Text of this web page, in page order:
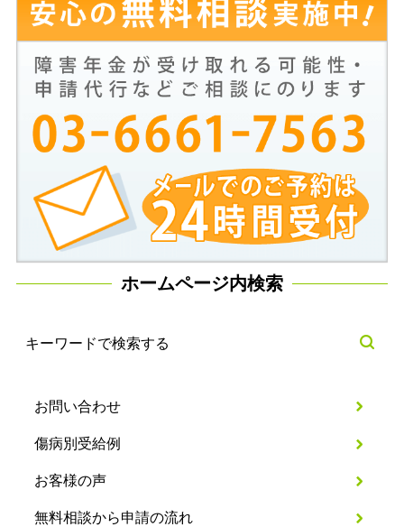
ホームページ内検索
お問い合わせ
傷病別受給例
お客様の声
無料相談から申請の流れ